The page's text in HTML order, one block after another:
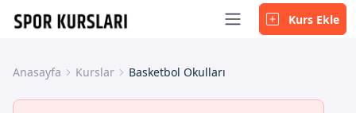
Kurs Ekle
Anasayfa Kurslar Basketbol Okulları